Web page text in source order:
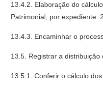
13.4.2. Elaboração do
Patrimonial, por expediente.
13.4.3. Encaminhar o
13.5. Registrar a distribuição
13.5.1. Conferir o cálculo